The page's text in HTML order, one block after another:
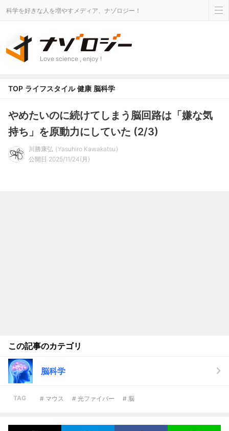
科学を好きな人を増やすメディア、ナゾロジー！
Love science , enjoy !
TOP ライフスタイル 健康 脳科学
やめたいのに続けてしまう脳回路は「嫌な気
持ち」を原動力にしていた (2/3)
川勝康弘
Yasuhiro Kawakatsu
公開日 2025/11/24(月)
この記事のカテゴリ
脳科学
TAG # マウス # 光ファイバー # 脳